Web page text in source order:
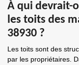
À qui devrait-
les toits des
38930 ?
Les toits sont des
par les propriétaires.